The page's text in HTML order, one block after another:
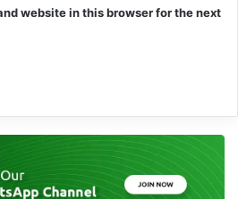
website in this browser for the next